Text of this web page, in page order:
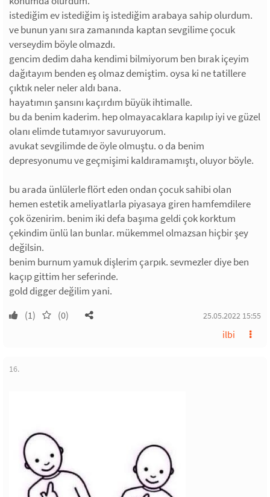
istediğim ev istediğim iş istediğim arabaya sahip olurdum.
ve bunun yanı sıra zamanında kaptan sevgilime çocuk
verseydim böyle olmazdı.
gencim dedim daha kendimi bilmiyorum ben bırak içeyim
dağıtayım benden eş olmaz demiştim. oysa ki ne tatillere
çıktık neler neler aldı bana.
hayatımın şansını kaçırdım büyük ihtimalle.
bu da benim kaderim. hep olmayacaklara kapılıp iyi ve güzel
olanı elimde tutamıyor savuruyorum.
avukat sevgilimde de öyle olmuştu. o da benim
depresyonumu ve geçmişimi kaldıramamıştı, oluyor böyle.
bu arada ünlülerle flört eden ondan çocuk sahibi olan
hemen estetik ameliyatlarla piyasaya giren hamfemdilere
çok özenirim. benim iki defa başıma geldi çok korktum
çekindim ünlü lan bunlar. mükemmel olmazsan hiçbir şey
değilsin.
benim burnum yamuk dişlerim çarpık. sevmezler diye ben
kaçıp gittim her seferinde.
gold digger değilim yani.
(1) (0) 25.05.2022 15:55
ilbi
16.